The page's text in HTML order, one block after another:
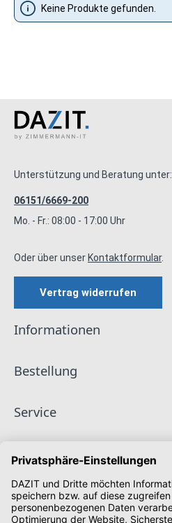
Keine Produkte gefunden.
Unterstützung und Beratung unter:
06151/6669-200
Mo. - Fr.: 08:00 - 17:00 Uhr
Oder über unser Kontaktformular.
Vertrag widerrufen
Informationen
Bestellung
Service
Unternehmen
Folge uns